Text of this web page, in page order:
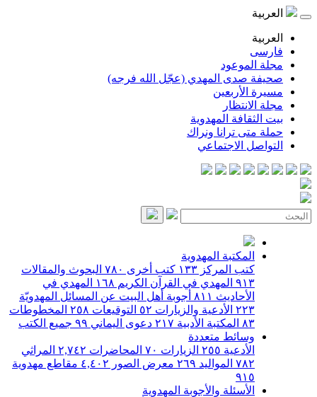
العربية
العربية
فارسی
مجلة الموعود
صحيفة صدى المهدي (عجّل الله فرجه)
مسيرة الأربعين
مجلة الانتظار
بيت الثقافة المهدوية
حملة متى ترانا ونراك
التواصل الاجتماعي
المكتبة المهدوية
كتب المركز ١٣٣ كتب أخرى ٧٨٠ البحوث والمقالات
٩١٣ المهدي في القرآن الكريم ١٦٨
المهدي في
الأحاديث ٨١١ أجوبة أهل البيت عن المسائل المهدويّة
٢٢٣ الأدعية والزيارات ٥٢ التوقيعات ٢٥٨ المخطوطات
٨٣ المكتبة الأدبية ٢١٧ دعوى اليماني ٩٩ جميع الكتب
وسائط متعددة
الأدعية ٢٥٥ الزيارات ٧٠ المحاضرات ٢,٧٤٢ المراثي
٧٨٢ المواليد ٢٦٩ معرض الصور ٤,٤٠٢ مقاطع مهدوية
٩١٥
الأسئلة والأجوبة المهدوية